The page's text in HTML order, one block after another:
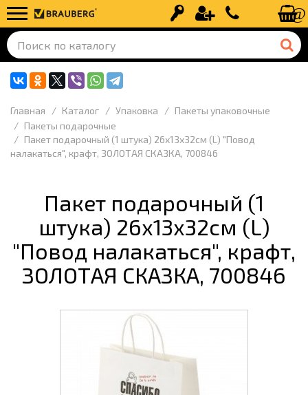
Вход Регистрация+7 (499) 110-
Главная Каталог Упаковка
Пакеты упаковочные
Пакеты подарочные
Пакет подарочный (1 штука) 26х13х32см (L) "Повод
налакаться", крафт, ЗОЛОТАЯ СКАЗКА, 700846
Пакет подарочный (1
штука) 26х13х32см (L)
"Повод налакаться", крафт,
ЗОЛОТАЯ СКАЗКА, 700846